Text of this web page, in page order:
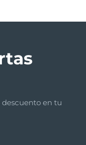
descuento en tu